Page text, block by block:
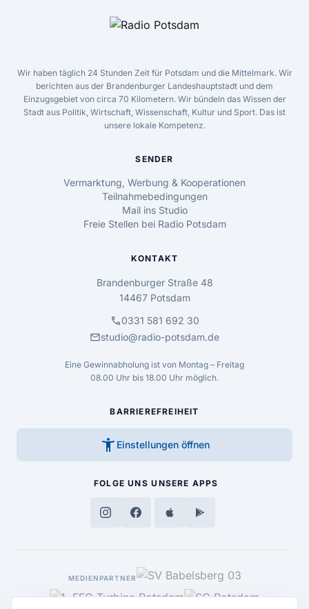
Wir haben täglich 24 Stunden Zeit für Potsdam und die Mittelmark. Wir
berichten aus der Brandenburger Landeshauptstadt und dem
Einzugsgebiet von circa 70 Kilometern. Wir bündeln das Wissen der
Stadt aus Politik, Wirtschaft, Wissenschaft, Kultur und Sport. Das ist
unsere lokale Kompetenz.
SENDER
Vermarktung, Werbung & Kooperationen
Teilnahmebedingungen
Mail ins Studio
Freie Stellen bei Radio Potsdam
KONTAKT
Brandenburger Straße 48
14467 Potsdam
call0331 581 692 30
mailstudio@radio-potsdam.de
Eine Gewinnabholung ist von Montag – Freitag
08.00 Uhr bis 18.00 Uhr möglich.
BARRIEREFREIHEIT
accessibility_new Einstellungen öffnen
FOLGE UNS UNSERE APPS
MEDIENPARTNER